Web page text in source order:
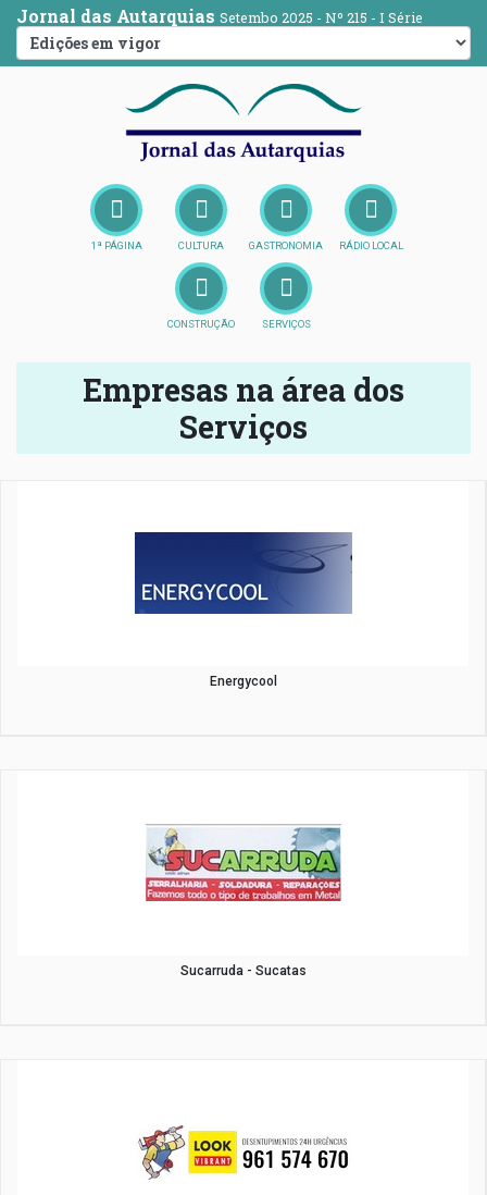
Jornal das Autarquias Setembo 2025 - Nº 215 - I Série
1ª PÁGINA CULTURA GASTRONOMIA RÁDIO LOCAL
CONSTRUÇÃO SERVIÇOS
Empresas na área dos
Serviços
Energycool
Sucarruda - Sucatas